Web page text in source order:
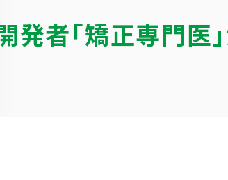
発者「矯正専門医